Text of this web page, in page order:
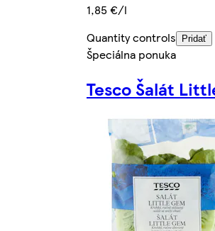
1,85 €/l
Quantity controls
Pridať
Špeciálna ponuka
Tesco Šalát